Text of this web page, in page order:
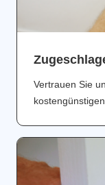
Vertrauen Sie